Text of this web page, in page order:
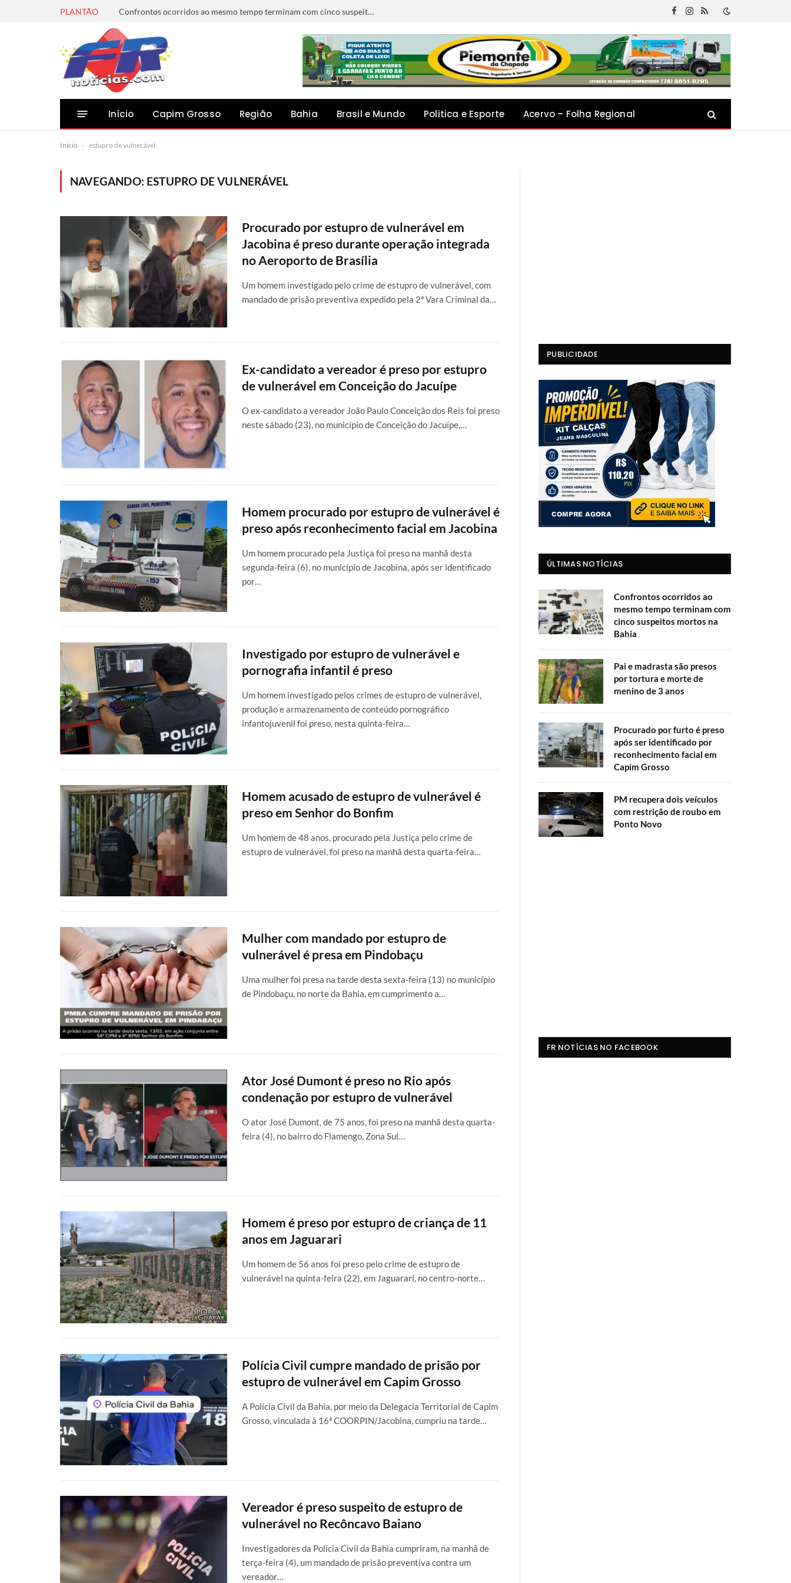
PLANTÃO Confrontos ocorridos ao mesmo tempo terminam com cinco suspeitos mortos na Bahia
Facebook
Instagram
RSS
Início Capim Grosso Região Bahia Brasil e Mundo Politica e Esporte Acervo – Folha Regional
Início - estupro de vulnerável
NAVEGANDO: ESTUPRO DE VULNERÁVEL
Procurado por estupro de vulnerável em
Jacobina é preso durante operação integrada
no Aeroporto de Brasília
Um homem investigado pelo crime de estupro de vulnerável, com
mandado de prisão preventiva expedido pela 2ª Vara Criminal da…
Ex-candidato a vereador é preso por estupro
de vulnerável em Conceição do Jacuípe
O ex-candidato a vereador João Paulo Conceição dos Reis foi preso
neste sábado (23), no município de Conceição do Jacuípe,…
Homem procurado por estupro de vulnerável é
preso após reconhecimento facial em Jacobina
Um homem procurado pela Justiça foi preso na manhã desta
segunda-feira (6), no município de Jacobina, após ser identificado
por…
Investigado por estupro de vulnerável e
pornografia infantil é preso
Um homem investigado pelos crimes de estupro de vulnerável,
produção e armazenamento de conteúdo pornográfico
infantojuvenil foi preso, nesta quinta-feira…
Homem acusado de estupro de vulnerável é
preso em Senhor do Bonfim
Um homem de 48 anos, procurado pela Justiça pelo crime de
estupro de vulnerável, foi preso na manhã desta quarta-feira…
Mulher com mandado por estupro de
vulnerável é presa em Pindobaçu
Uma mulher foi presa na tarde desta sexta-feira (13) no município
de Pindobaçu, no norte da Bahia, em cumprimento a…
Ator José Dumont é preso no Rio após
condenação por estupro de vulnerável
O ator José Dumont, de 75 anos, foi preso na manhã desta quarta-
feira (4), no bairro do Flamengo, Zona Sul…
Homem é preso por estupro de criança de 11
anos em Jaguarari
Um homem de 56 anos foi preso pelo crime de estupro de
vulnerável na quinta-feira (22), em Jaguarari, no centro-norte…
Polícia Civil cumpre mandado de prisão por
estupro de vulnerável em Capim Grosso
A Polícia Civil da Bahia, por meio da Delegacia Territorial de Capim
Grosso, vinculada à 16ª COORPIN/Jacobina, cumpriu na tarde…
Vereador é preso suspeito de estupro de
vulnerável no Recôncavo Baiano
Investigadores da Polícia Civil da Bahia cumpriram, na manhã de
terça-feira (4), um mandado de prisão preventiva contra um
vereador…
PUBLICIDADE
ÚLTIMAS NOTÍCIAS
Confrontos ocorridos ao
mesmo tempo terminam com
cinco suspeitos mortos na
Bahia
Pai e madrasta são presos
por tortura e morte de
menino de 3 anos
Procurado por furto é preso
após ser identificado por
reconhecimento facial em
Capim Grosso
PM recupera dois veículos
com restrição de roubo em
Ponto Novo
FR NOTÍCIAS NO FACEBOOK